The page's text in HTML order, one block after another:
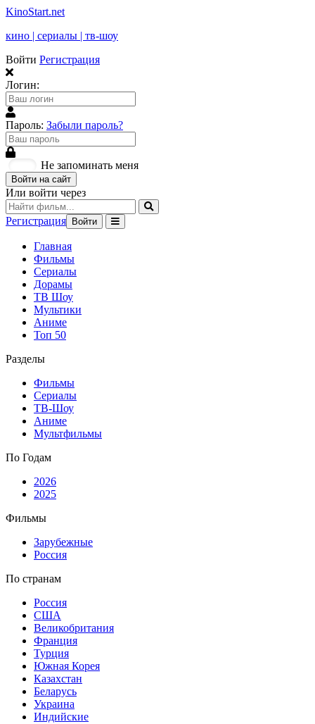
KinoStart.net
кино | сериалы | тв-шоу
Войти Регистрация
Логин:
Пароль: Забыли пароль?
Не запоминать меня
Войти на сайт
Или войти через
Регистрация Войти
Главная
Фильмы
Сериалы
Дорамы
ТВ Шоу
Мультики
Аниме
Топ 50
Разделы
Фильмы
Сериалы
ТВ-Шоу
Аниме
Мультфильмы
По Годам
2026
2025
Фильмы
Зарубежные
Россия
По странам
Россия
США
Великобритания
Франция
Турция
Южная Корея
Казахстан
Беларусь
Украина
Индийские